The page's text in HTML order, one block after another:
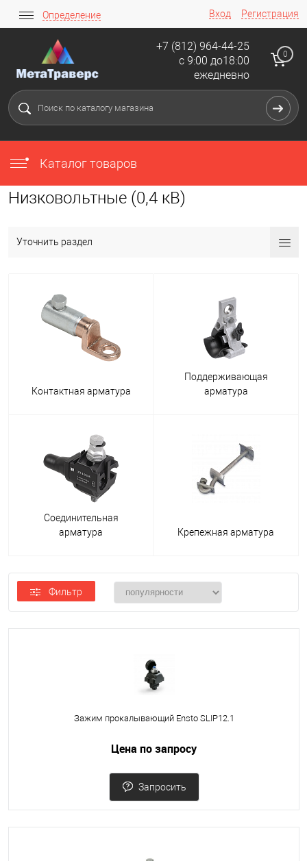
Вход Регистрация
Определение
+7 (812) 964-44-25
с 9:00 до18:00
ежедневно
0
Каталог товаров
Низковольтные (0,4 кВ)
Уточнить раздел
Контактная арматура
Поддерживающая
арматура
Соединительная
арматура
Крепежная арматура
Фильтр
Зажим прокалывающий Ensto SLIP12.1
Цена по запросу
Запросить